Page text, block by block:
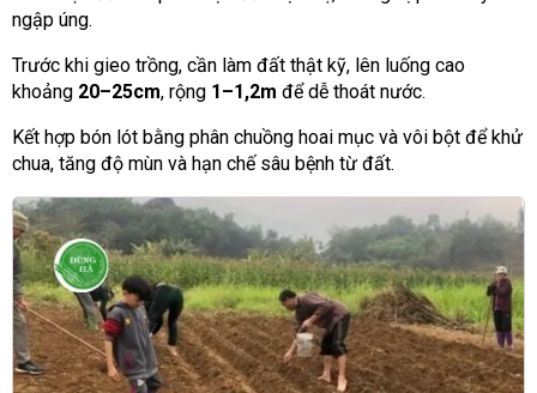
ngập úng.
Trước khi gieo trồng, cần làm đất thật kỹ, lên luống cao
khoảng 20–25cm, rộng 1–1,2m để dễ thoát nước.
Kết hợp bón lót bằng phân chuồng hoai mục và vôi bột để khử
chua, tăng độ mùn và hạn chế sâu bệnh từ đất.